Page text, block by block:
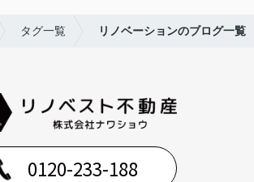
タグ一覧 リノベーションのブログ一覧
0120-233-188